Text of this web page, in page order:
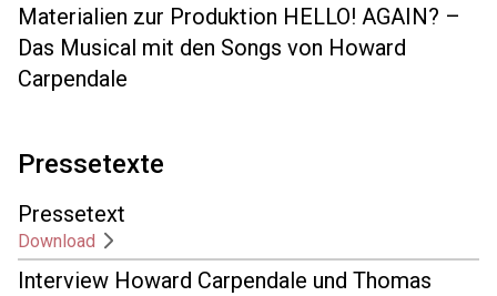
Materialien zur Produktion HELLO! AGAIN? –
Das Musical mit den Songs von Howard
Carpendale
Pressetexte
Pressetext
Download
Interview Howard Carpendale und Thomas